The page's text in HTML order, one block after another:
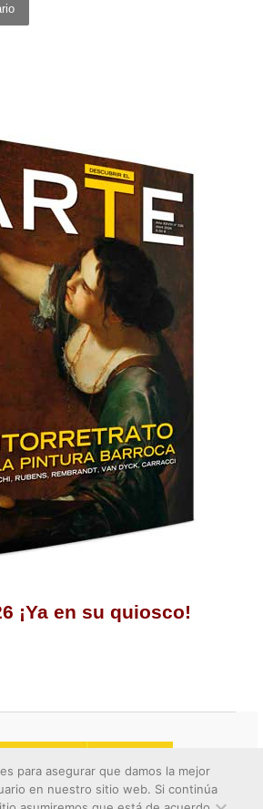
¡Ya en su quiosco!
para asegurar que damos la mejor
en nuestro sitio web. Si continúa